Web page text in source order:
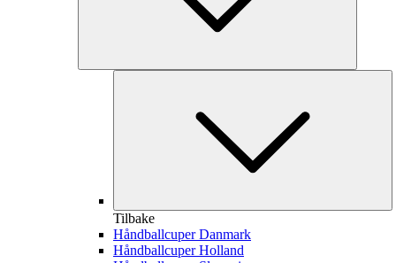
Tilbake
Håndballcuper Danmark
Håndballcuper Holland